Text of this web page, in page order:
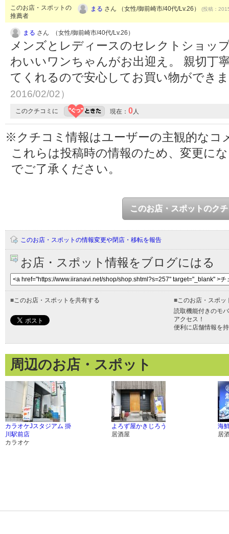
このお店・スポットの
推薦者
まる さん （女性/御前崎市/40代/Lv.26） (投稿：
まる さん （女性/御前崎市/40代/Lv.26）
メンズとレディースのセレクトショッ
わいいワンちゃんがお出迎え。 親切丁
てくれるので安心してお買い物ができ
2016/02/02）
このクチコミに 現在： 0人
※クチコミ情報はユーザーの主観的なコ
これらは投稿時の情報のため、変更に
でご了承ください。
このお店・スポットのク
このお店・スポットの情報変更や閉店・移転を報告
お店・スポット情報をブログにはる
■このお店・スポットを共有する ■このお店・スポッ
読取機能付きのモ
アクセス！
便利に店舗情報を
周辺のお店・スポット
カラオケJスタジアム 掛
川駅前店
カラオケ
よろず屋かきじろう
居酒屋
海
居